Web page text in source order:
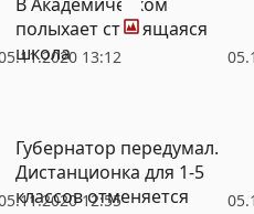
13:12
полыхает строящаяся
школа
12:55
Губернатор передумал.
Дистанционка для 1-5
классов отменяется